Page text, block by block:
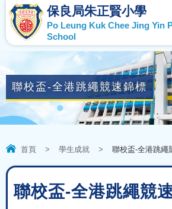
保良局朱正賢小學
Po Leung Kuk Chee Jing Yin
School
聯校盃-全港跳繩競速錦標
首頁 > 學生成就 > 聯校盃-全港跳繩
聯校盃-全港跳繩競